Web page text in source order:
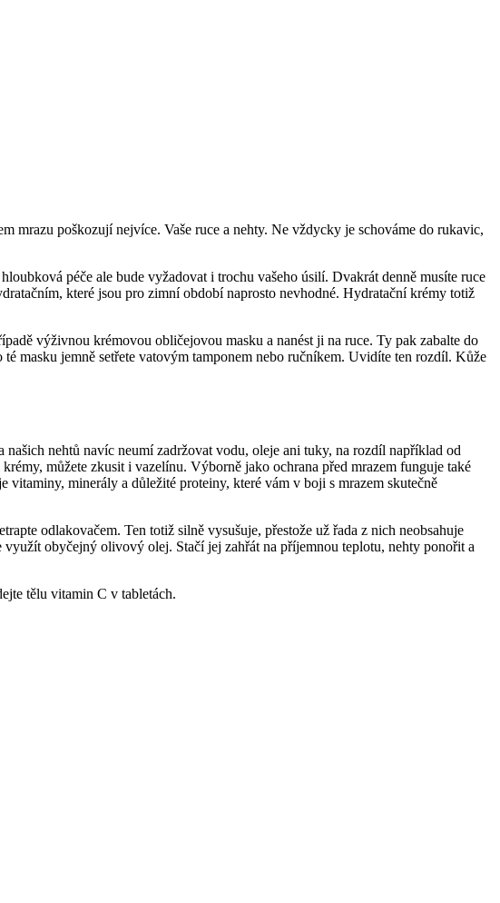
mrazu poškozují nejvíce. Vaše ruce a nehty. Ne vždycky je schováme do rukavic,
péče ale bude vyžadovat i trochu vašeho úsilí. Dvakrát denně musíte ruce
které jsou pro zimní období naprosto nevhodné. Hydratační krémy totiž
výživnou krémovou obličejovou masku a nanést ji na ruce. Ty pak zabalte do
masku jemně setřete vatovým tamponem nebo ručníkem. Uvidíte ten rozdíl. Kůže
nehtů navíc neumí zadržovat vodu, oleje ani tuky, na rozdíl například od
můžete zkusit i vazelínu. Výborně jako ochrana před mrazem funguje také
minerály a důležité proteiny, které vám v boji s mrazem skutečně
odlakovačem. Ten totiž silně vysušuje, přestože už řada z nich neobsahuje
obyčejný olivový olej. Stačí jej zahřát na příjemnou teplotu, nehty ponořit a
tělu vitamin C v tabletách.